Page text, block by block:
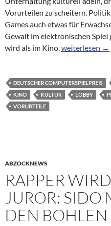
Vorurteilen zu scheitern.
Games auch etwas für
Gewalt im elektronischen
wird als im Kino.Jury-
weiterlesen →
DEUTSCHER COMPUTERSPIELPREIS
KINO
KULTUR LOBBY
VORURTEILE
ABZOCKNEWS
RAPPER
JUROR: SIDO
DEN BOHLEN